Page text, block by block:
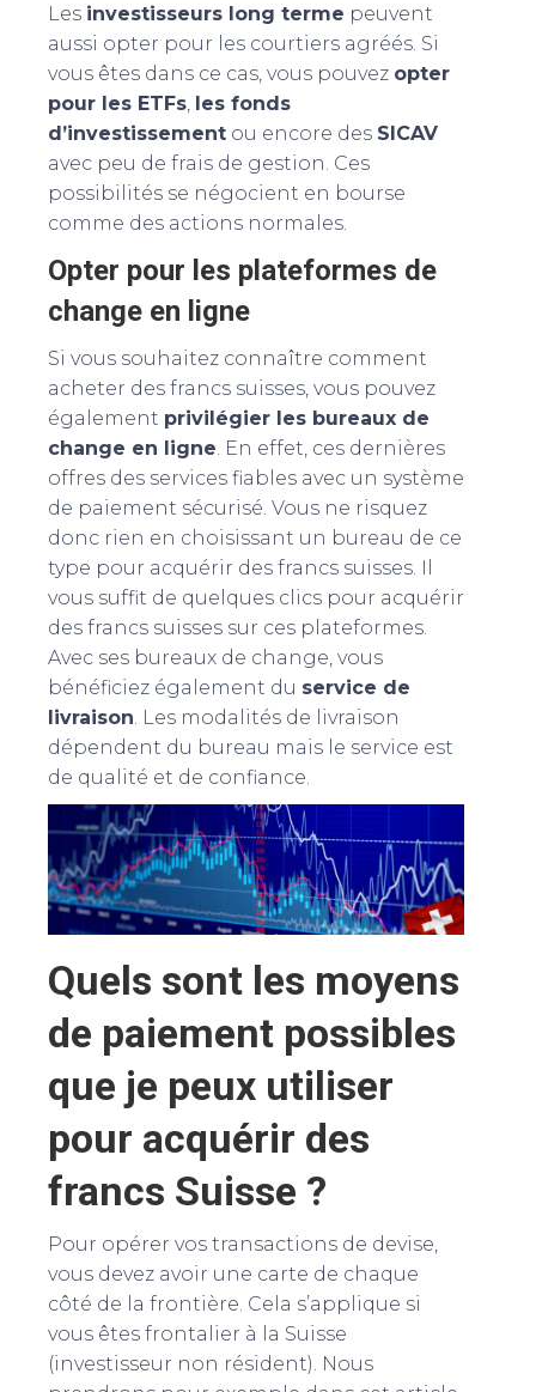
Les investisseurs long terme peuvent
aussi opter pour les courtiers agréés. Si
vous êtes dans ce cas, vous pouvez opter
pour les ETFs, les fonds
d’investissement ou encore des SICAV
avec peu de frais de gestion. Ces
possibilités se négocient en bourse
comme des actions normales.
Opter pour les plateformes de
change en ligne
Si vous souhaitez connaître comment
acheter des francs suisses, vous pouvez
également privilégier les bureaux de
change en ligne. En effet, ces dernières
offres des services fiables avec un système
de paiement sécurisé. Vous ne risquez
donc rien en choisissant un bureau de ce
type pour acquérir des francs suisses. Il
vous suffit de quelques clics pour acquérir
des francs suisses sur ces plateformes.
Avec ses bureaux de change, vous
bénéficiez également du service de
livraison. Les modalités de livraison
dépendent du bureau mais le service est
de qualité et de confiance.
Quels sont les moyens
de paiement possibles
que je peux utiliser
pour acquérir des
francs Suisse ?
Pour opérer vos transactions de devise,
vous devez avoir une carte de chaque
côté de la frontière. Cela s’applique si
vous êtes frontalier à la Suisse
(investisseur non résident). Nous